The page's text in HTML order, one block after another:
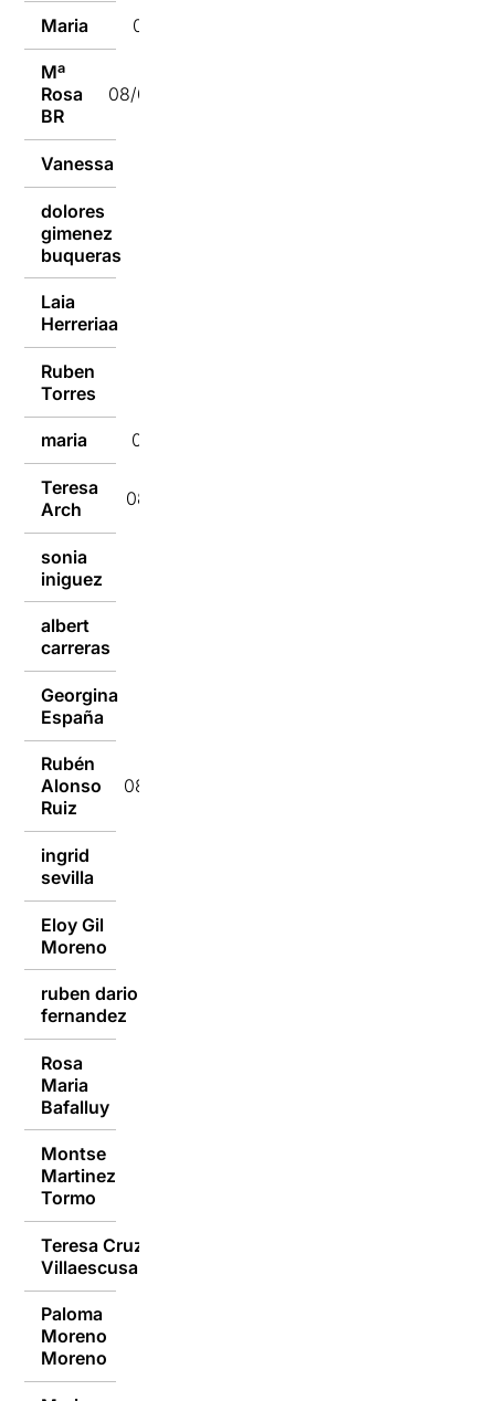
Maria 08/09/2014
Mª
Rosa
BR
08/09/2014
Vanessa
dolores
gimenez
buqueras
Laia
Herreriaa
Ruben
Torres
maria 08/09/2014
Teresa
Arch
08/09/2014
sonia
iniguez
albert
carreras
Georgina
España
Rubén
Alonso
Ruiz
08/09/2014
ingrid
sevilla
Eloy Gil
Moreno
ruben dario
fernandez
Rosa
Maria
Bafalluy
Montse
Martinez
Tormo
Teresa Cruz
Villaescusa
Paloma
Moreno
Moreno